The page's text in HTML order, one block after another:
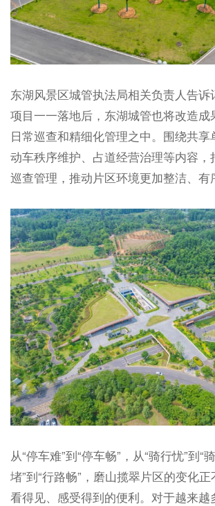
东湖风景区城管执法局相关负责人告诉
项目一一落地后，东湖城管也将改造成
日常巡查和精细化管理之中。围绕共
动车秩序维护、占道经营治理等内容，
巡查管理，推动片区环境更加整洁、有
从“停车难”到“停车畅”，从“骑行忧”到“
堵”到“行路畅”，磨山揽翠片区的变化
看得见、感受得到的便利。对于越来越